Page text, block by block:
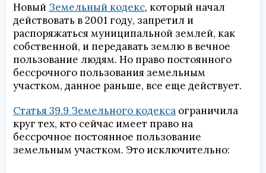
Новый Земельный кодекс, который начал
действовать в 2001 году, запретил и
распоряжаться муниципальной землей, как
собственной, и передавать землю в вечное
пользование людям. Но право постоянного
бессрочного пользования земельным
участком, данное раньше, все еще действует.
Статья 39.9 Земельного кодекса ограничила
круг тех, кто сейчас имеет право на
бессрочное постоянное пользование
земельным участком. Это исключительно: